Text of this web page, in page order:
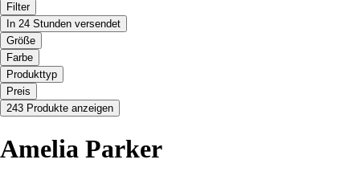
Filter
In 24 Stunden versendet
Größe
Farbe
Produkttyp
Preis
243 Produkte anzeigen
Amelia Parker